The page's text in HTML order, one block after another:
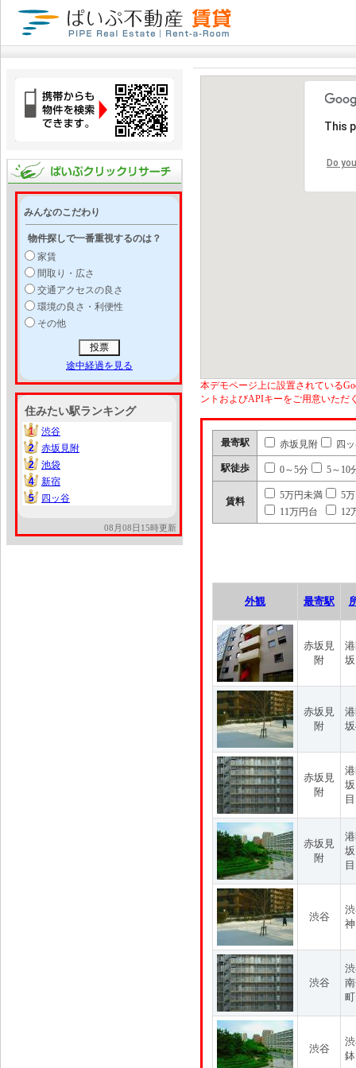
みんなのこだわり
物件探しで一番重視するのは？
家賃
間取り・広さ
交通アクセスの良さ
環境の良さ・利便性
その他
途中経過を見る
住みたい駅ランキング
1
1
渋谷
2
2
赤坂見附
2
2
池袋
4
4
新宿
5
5 四ッ谷
08月08日15時更新
This
Do
本デモページ上に設置されている
ントおよびAPIキーをご用意いただ
最寄駅 赤坂見附 四
駅徒歩 0～5分 5～10
賃料
5万円未満
5
11万円台
12
外観 最寄駅
赤坂見
附
赤坂見
附
赤坂見
附
目
赤坂見
附
目
渋谷
渋谷
渋谷